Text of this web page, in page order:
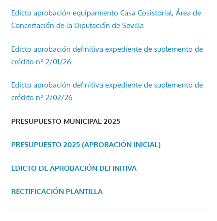
Edicto aprobación equipamiento Casa Cosistorial, Área de
Concertación de la Diputación de Sevilla
Edicto aprobación definitiva expediente de suplemento de
crédito nº 2/01/26
Edicto aprobación definitiva expediente de suplemento de
crédito nº 2/02/26
PRESUPUESTO MUNICIPAL 2025
PRESUPUESTO 2025 (APROBACIÓN INICIAL)
EDICTO DE APROBACIÓN DEFINITIVA
RECTIFICACIÓN PLANTILLA